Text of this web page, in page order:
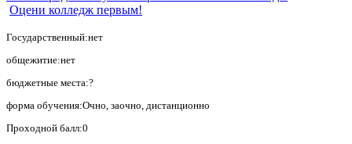
Оцени колледж первым!
Государственный:нет
общежитие:нет
бюджетные места:?
форма обучения:Очно, заочно, дистанционно
Проходной балл:0